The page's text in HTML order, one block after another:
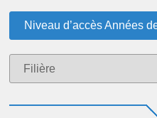
Niveau d’accès Années